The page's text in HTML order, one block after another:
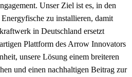
Unser Ziel ist es, in den
zu installieren, damit
in Deutschland ersetzt
Plattform des Arrow Innovators
unsere Lösung einem breiteren
und einen nachhaltigen Beitrag zur